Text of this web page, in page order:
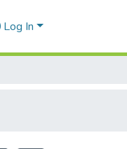
Log In